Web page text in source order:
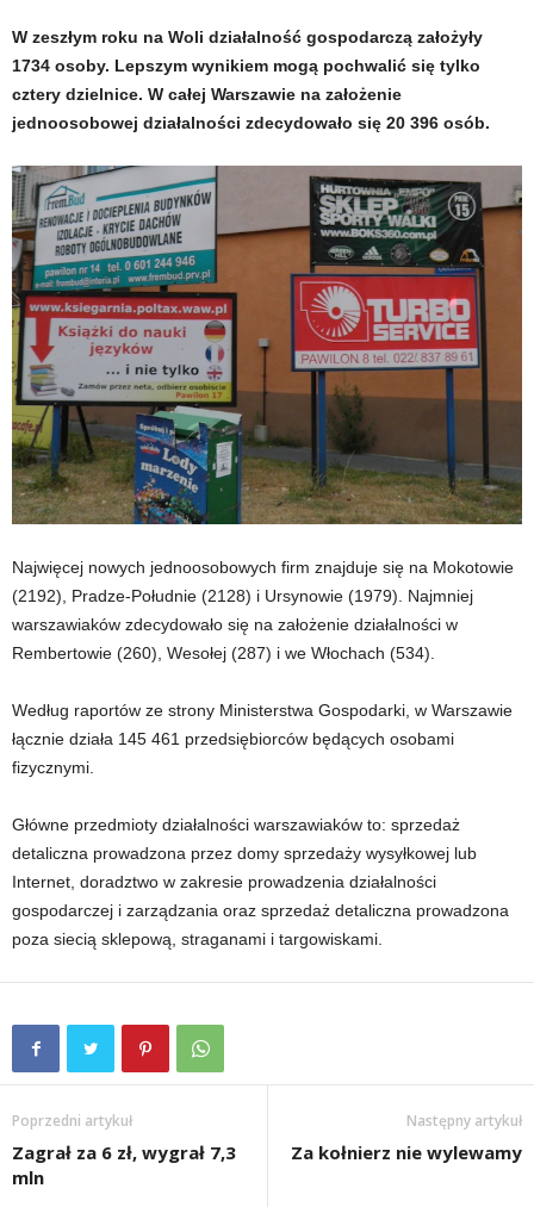
W zeszłym roku na Woli działalność gospodarczą założyły
1734 osoby. Lepszym wynikiem mogą pochwalić się tylko
cztery dzielnice. W całej Warszawie na założenie
jednoosobowej działalności zdecydowało się 20 396 osób.
Najwięcej nowych jednoosobowych firm znajduje się na Mokotowie
(2192), Pradze-Południe (2128) i Ursynowie (1979). Najmniej
warszawiaków zdecydowało się na założenie działalności w
Rembertowie (260), Wesołej (287) i we Włochach (534).
Według raportów ze strony Ministerstwa Gospodarki, w Warszawie
łącznie działa 145 461 przedsiębiorców będących osobami
fizycznymi.
Główne przedmioty działalności warszawiaków to: sprzedaż
detaliczna prowadzona przez domy sprzedaży wysyłkowej lub
Internet, doradztwo w zakresie prowadzenia działalności
gospodarczej i zarządzania oraz sprzedaż detaliczna prowadzona
poza siecią sklepową, straganami i targowiskami.
Poprzedni artykuł
Zagrał za 6 zł, wygrał 7,3
mln
Następny artykuł
Za kołnierz nie wylewamy